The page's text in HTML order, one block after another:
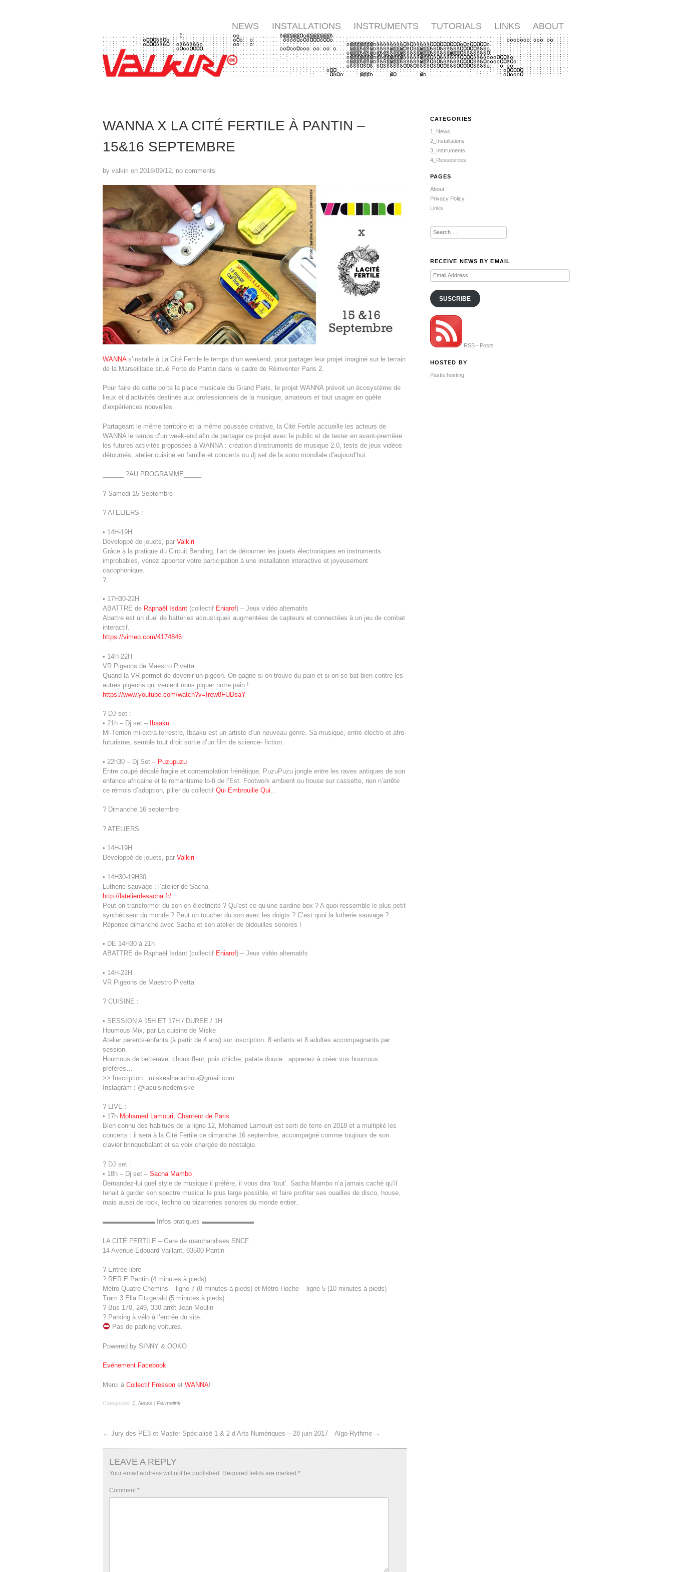
NEWS INSTALLATIONS INSTRUMENTS TUTORIALS LINKS ABOUT
WANNA X LA CITÉ FERTILE À PANTIN –
15&16 SEPTEMBRE
by valkiri on 2018/09/12, no comments
WANNAs’installe à La Cité Fertile le temps d’un weekend, pour partager leur projet imaginé sur le terrain
de la Marseillaise situé Porte de Pantin dans le cadre de Réinventer Paris 2.
Pour faire de cette porte la place musicale du Grand Paris, le projet WANNA prévoit un écosystème de
lieux et d’activités destinés aux professionnels de la musique, amateurs et tout usager en quête
d’expériences nouvelles.
Partageant le même territoire et la même poussée créative, la Cité Fertile accueille les acteurs de
WANNA le temps d’un week-end afin de partager ce projet avec le public et de tester en avant-première
les futures activités proposées à WANNA : création d’instruments de musique 2.0, tests de jeux vidéos
détournés, atelier cuisine en famille et concerts ou dj set de la sono mondiale d’aujourd’hui.
______ ?AU PROGRAMME_____
? Samedi 15 Septembre
? ATELIERS :
• 14H-19H
Développé de jouets, par Valkiri
Grâce à la pratique du Circuit Bending, l’art de détourner les jouets électroniques en instruments
improbables, venez apporter votre participation à une installation interactive et joyeusement
cacophonique.
?
• 17H30-22H
ABATTRE de Raphaël Isdant (collectif Eniarof) – Jeux vidéo alternatifs
Abattre est un duel de batteries acoustiques augmentées de capteurs et connectées à un jeu de combat
interactif.
https://vimeo.com/4174846
• 14H-22H
VR Pigeons de Maestro Pivetta
Quand la VR permet de devenir un pigeon. On gagne si on trouve du pain et si on se bat bien contre les
autres pigeons qui veulent nous piquer notre pain !
https://www.youtube.com/watch?v=Irew8FUDsaY
? DJ set :
• 21h – Dj set –
Ibaaku
Mi-Terrien mi-extra-terrestre, Ibaaku est un artiste d’un nouveau genre. Sa musique, entre électro et afro-
futurisme, semble tout droit sortie d’un film de science- fiction.
• 22h30 – Dj Set – Puzupuzu
Entre coupé décalé fragile et contemplation frénétique, PuzuPuzu jongle entre les raves antiques de son
enfance africaine et le romantisme lo-fi de l’Est. Footwork ambient ou house sur cassette, rien n’arrête
ce rémois d’adoption, pilier du collectif Qui Embrouille Qui
? Dimanche 16 septembre
? ATELIERS :
• 14H-19H
Développé de jouets, par Valkiri
• 14H30-19H30
Lutherie sauvage : l’atelier de Sacha
http://latelierdesacha.fr/
Peut on transformer du son en électricité ? Qu’est ce qu’une sardine box ? A quoi ressemble le plus petit
synthétiseur du monde ? Peut on toucher du son avec les doigts ? C’est quoi la lutherie sauvage ?
Réponse dimanche avec Sacha et son atelier de bidouilles sonores !
• DE 14H30 à 21h
ABATTRE de Raphaël Isdant (collectif Eniarof) – Jeux vidéo alternatifs
• 14H-22H
VR Pigeons de Maestro Pivetta
? CUISINE :
• SESSION A 15H ET 17H / DUREE / 1H
Houmous-Mix, par La cuisine de Miske
Atelier parents-enfants (à partir de 4 ans) sur inscription. 8 enfants et 8 adultes accompagnants par
session.
Houmous de betterave, choux fleur, pois chiche, patate douce : apprenez à créer vos houmous
préférés…
>> Inscription : miskealhaouthou@gmail.com
Instagram : @lacuisinedemiske
? LIVE :
• 17h Mohamed Lamouri, Chanteur de Paris
Bien connu des habitués de la ligne 12, Mohamed Lamouri est sorti de terre en 2018 et a multiplié les
concerts : il sera à la Cité Fertile ce dimanche 16 septembre, accompagné comme toujours de son
clavier brinquebalant et sa voix chargée de nostalgie.
? DJ set :
• 18h – Dj set – Sacha Mambo
Demandez-lui quel style de musique il préfère, il vous dira ‘tout’. Sacha Mambo n’a jamais caché qu’il
tenait à garder son spectre musical le plus large possible, et faire profiter ses ouailles de disco, house,
mais aussi de rock, techno ou bizarreries sonores du monde entier..
▬▬▬▬▬▬▬▬ Infos pratiques ▬▬▬▬▬▬▬▬
LA CITÉ FERTILE – Gare de marchandises SNCF
14 Avenue Edouard Vaillant, 93500 Pantin
? Entrée libre
? RER E Pantin (4 minutes à pieds)
Métro Quatre Chemins – ligne 7 (8 minutes à pieds) et Métro Hoche – ligne 5 (10 minutes à pieds)
Tram 3 Ella Fitzgerald (5 minutes à pieds)
? Bus 170, 249, 330 arrêt Jean Moulin
? Parking à vélo à l’entrée du site.
Pas de parking voitures.
Powered by SINNY & OOKO
Evénement Facebook
Merci à Collectif Fresson et WANNA!
Categories: 1_News | Permalink
← Jury des PE3 et Master Spécialisé 1 & 2 d’Arts Numériques – 28 juin 2017 Algo-Rythme →
LEAVE A REPLY
Your email address will not be published. Required fields are marked *
Comment *
CATEGORIES
1_News
2_Installations
3_Instruments
4_Ressources
PAGES
About
Privacy Policy
Links
RECEIVE NEWS BY EMAIL
Email
Address
SUSCRIBE
RSS - Posts
HOSTED BY
Pastis hosting